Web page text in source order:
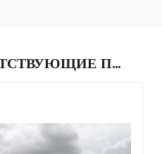
СОПУТСТВУЮЩИЕ ПРОДУКТЫ